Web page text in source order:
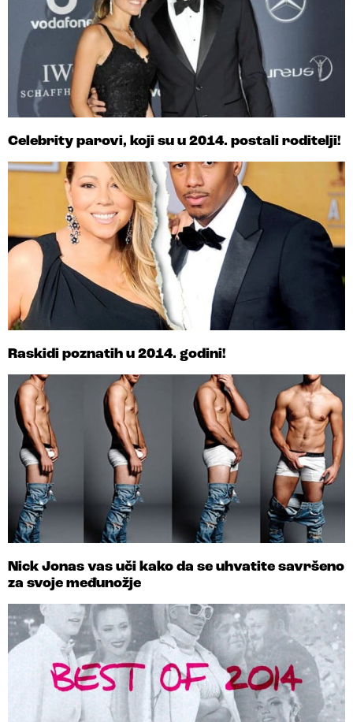
Celebrity parovi, koji su u 2014. postali roditelji!
Raskidi poznatih u 2014. godini!
Nick Jonas vas uči kako da se uhvatite savršeno
za svoje međunožje